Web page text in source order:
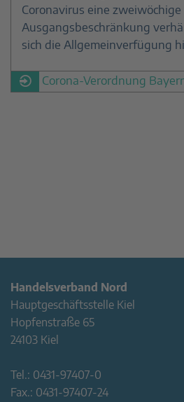
Coronavirus eine zweiwöchige
Ausgangsbeschränkung
sich die Allgemeinverfügung
Corona-Verordnung
Handelsverband Nord
Hauptgeschäftsstelle Kiel
Hopfenstraße 65
24103 Kiel
Tel.: 0431-97407-0
Fax.: 0431-97407-24